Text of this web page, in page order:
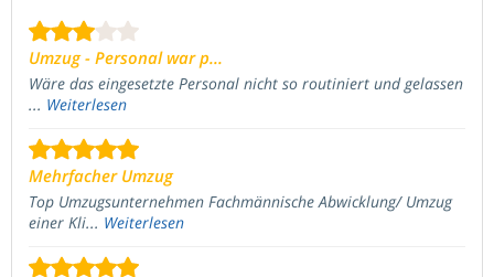
Umzug - Personal war p...
Wäre das eingesetzte Personal nicht so routiniert und gelassen
... Weiterlesen
Mehrfacher Umzug
Top Umzugsunternehmen Fachmännische Abwicklung/ Umzug
einer Kli... Weiterlesen